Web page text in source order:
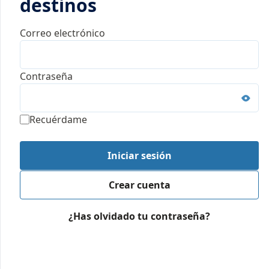
destinos
Correo electrónico
Contraseña
Recuérdame
Iniciar sesión
Crear cuenta
¿Has olvidado tu contraseña?